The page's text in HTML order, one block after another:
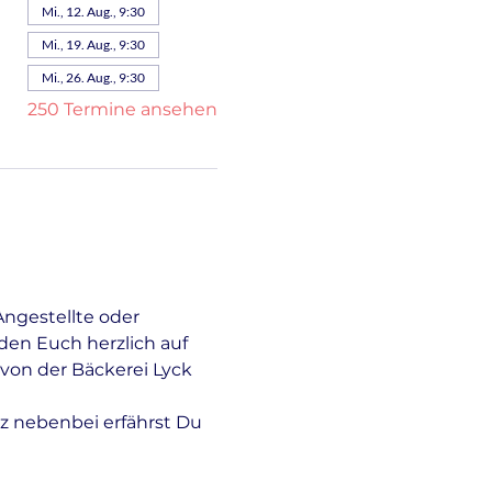
Mi., 12. Aug., 9:30
Mi., 19. Aug., 9:30
Mi., 26. Aug., 9:30
250 Termine ansehen
oder
Euch herzlich auf
der Bäckerei Lyck
nebenbei erfährst Du